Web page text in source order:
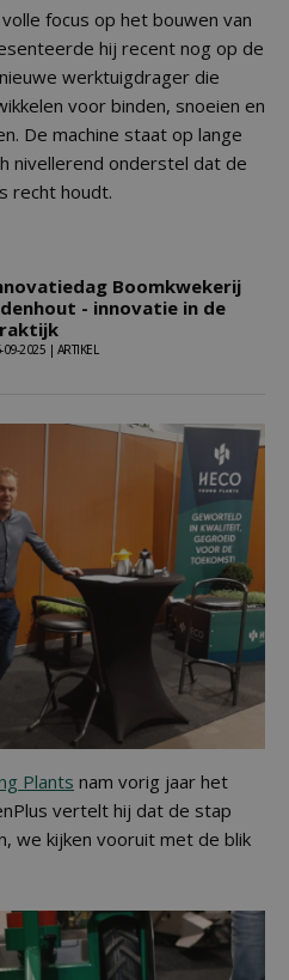
focus op het bouwen van
hij recent nog op de
werktuigdrager die
voor binden, snoeien en
De machine staat op lange
nivellerend onderstel dat de
recht houdt.
Boomkwekerij
- innovatie in de
09-2025 | ARTIKEL
Plants nam vorig jaar het
vertelt hij dat de stap
we kijken vooruit met de blik